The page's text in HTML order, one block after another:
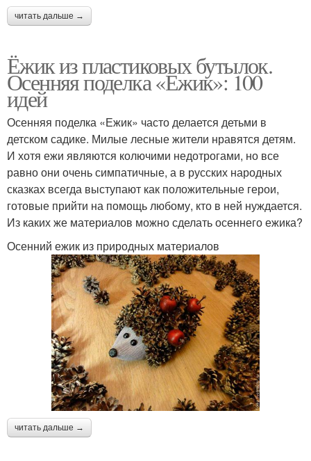
читать дальше →
Ёжик из пластиковых бутылок.
Осенняя поделка «Ежик»: 100
идей
Осенняя поделка «Ежик» часто делается детьми в
детском садике. Милые лесные жители нравятся детям.
И хотя ежи являются колючими недотрогами, но все
равно они очень симпатичные, а в русских народных
сказках всегда выступают как положительные герои,
готовые прийти на помощь любому, кто в ней нуждается.
Из каких же материалов можно сделать осеннего ежика?
Осенний ежик из природных материалов
читать дальше →